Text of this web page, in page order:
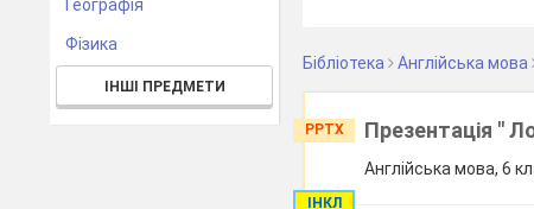
Географія
Фізика
ІНШІ ПРЕДМЕТИ
Бібліотека Англійська мова
PPTX
ІНКЛ
Презентація "
Англійська мова, 6